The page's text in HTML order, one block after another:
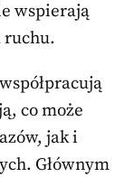
wspierają
ruchu.
co może
jak i
Głównym